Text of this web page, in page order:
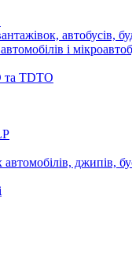
автобусів,
і
та TDTO
джипів,